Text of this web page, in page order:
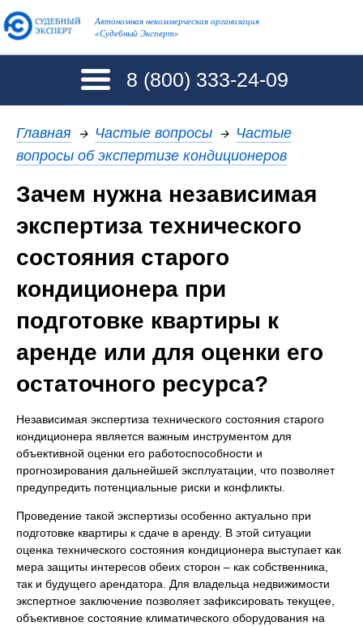
Автономная некоммерческая организация
«Судебный Эксперт»
8 (800) 333-24-09
Главная → Частые вопросы → Частые
вопросы об экспертизе кондиционеров
Зачем нужна независимая
экспертиза технического
состояния старого
кондиционера при
подготовке квартиры к
аренде или для оценки его
остаточного ресурса?
Независимая экспертиза технического состояния старого
кондиционера является важным инструментом для
объективной оценки его работоспособности и
прогнозирования дальнейшей эксплуатации, что позволяет
предупредить потенциальные риски и конфликты.
Проведение такой экспертизы особенно актуально при
подготовке квартиры к сдаче в аренду. В этой ситуации
оценка технического состояния кондиционера выступает как
мера защиты интересов обеих сторон – как собственника,
так и будущего арендатора. Для владельца недвижимости
экспертное заключение позволяет зафиксировать текущее,
объективное состояние климатического оборудования на